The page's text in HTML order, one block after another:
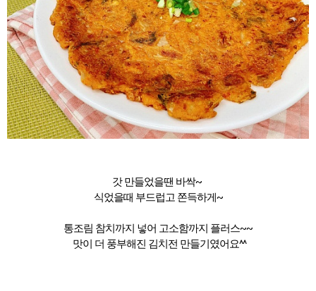
갓 만들었을땐 바싹~
식었을때 부드럽고 쫀득하게~
통조림 참치까지 넣어 고소함까지 플러스~~
맛이 더 풍부해진 김치전 만들기였어요^^